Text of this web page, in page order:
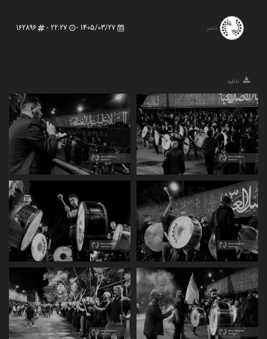
نصر 1405/03/27 -
22:27 -
162896
دانلود